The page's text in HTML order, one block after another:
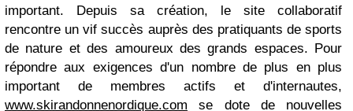
important. Depuis sa création, le site collaboratif
rencontre un vif succès auprès des pratiquants de sports
de nature et des amoureux des grands espaces. Pour
répondre aux exigences d'un nombre de plus en plus
important de membres actifs et d'internautes,
www.skirandonnenordique.com se dote de nouvelles